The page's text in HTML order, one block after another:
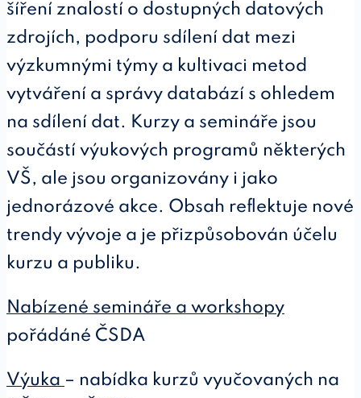
šíření znalostí o dostupných datových
zdrojích, podporu sdílení dat mezi
výzkumnými týmy a kultivaci metod
vytváření a správy databází s ohledem
na sdílení dat. Kurzy a semináře jsou
součástí výukových programů některých
VŠ, ale jsou organizovány i jako
jednorázové akce. Obsah reflektuje nové
trendy vývoje a je přizpůsobován účelu
kurzu a publiku.
Nabízené semináře a workshopy
pořádáné ČSDA
Výuka – nabídka kurzů vyučovaných na